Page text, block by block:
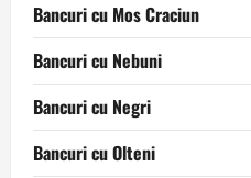
Bancuri cu Mos Craciun
Bancuri cu Nebuni
Bancuri cu Negri
Bancuri cu Olteni